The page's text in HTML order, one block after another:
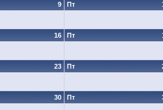
9 Пт
16 Пт
23 Пт
30 Пт